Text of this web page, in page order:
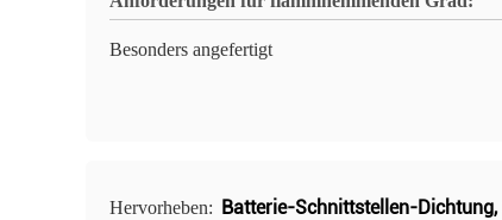
Besonders angefertigt
Hervorheben: Batterie-Schnittstellen-Dichtung,